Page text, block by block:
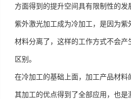
方面得到的提升空间具有限制性的
紫外激光加工成为冷加工，是因为
材料分离了，这样的工作方式不会
区别。
在冷加工的基础上面，加工产品材
其加工的优点得到了全部应用，也是